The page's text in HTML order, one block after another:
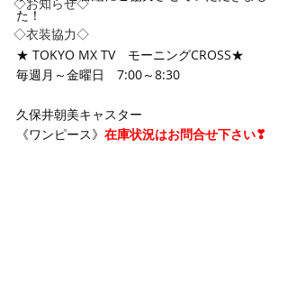
◇衣装協力◇
た！
★ TOKYO MX TV　モーニングCROSS★
毎週月～金曜日　7:00～8:30
久保井朝美キャスター
《ワンピース》 在庫状況はお問合せ下さい❣